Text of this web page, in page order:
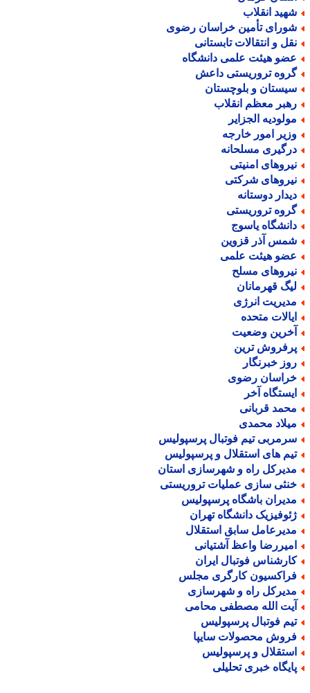
انقلاب
تأمین خراسان رضوی
و انتقالات تابستانی
هیئت علمی دانشگاه
تروریستی داعش
و بلوچستان
معظم انقلاب
الجزایر
امور خارجه
مسلحانه
امنیتی
شرکتی
دوستانه
تروریستی
یاسوج
آذر قزوین
هیئت علمی
مسلح
قهرمانان
انرژی
متحده
وضعیت
ترین
خبرنگار
رضوی
آخر
قربانی
محمدی
تیم فوتبال پرسپولیس
های استقلال و پرسپولیس
راه و شهرسازی استان
سازی عملیات تروریستی
باشگاه پرسپولیس
دانشگاه تهران
سابق استقلال
واعظ آشتیانی
فوتبال ایران
کارگری مجلس
راه و شهرسازی
الله مصطفی محامی
فوتبال پرسپولیس
محصولات سایپا
و پرسپولیس
خبری تحلیلی